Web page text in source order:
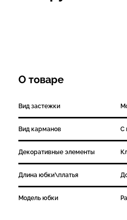
О товаре
Вид застежки
Вид карманов С
Декоративные элементы
Длина юбки\платья
Модель юбки